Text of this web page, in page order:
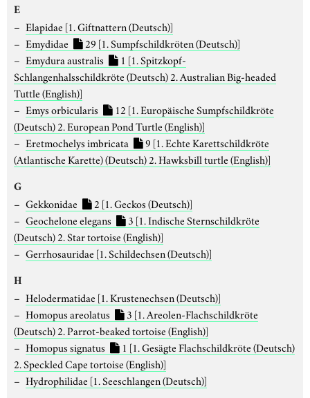
E
Elapidae [1. Giftnattern (Deutsch)]
Emydidae
29 [1. Sumpfschildkröten (Deutsch)]
Emydura australis
1 [1. Spitzkopf-
Schlangenhalsschildkröte (Deutsch) 2. Australian Big-headed
Tuttle (English)]
Emys orbicularis
12 [1. Europäische Sumpfschildkröte
(Deutsch) 2. European Pond Turtle (English)]
Eretmochelys imbricata
9 [1. Echte Karettschildkröte
(Atlantische Karette) (Deutsch) 2. Hawksbill turtle (English)]
G
Gekkonidae 2 [1. Geckos (Deutsch)]
Geochelone elegans
3 [1. Indische Sternschildkröte
(Deutsch) 2. Star tortoise (English)]
Gerrhosauridae [1. Schildechsen (Deutsch)]
H
Helodermatidae [1. Krustenechsen (Deutsch)]
Homopus areolatus
3 [1. Areolen-Flachschildkröte
(Deutsch) 2. Parrot-beaked tortoise (English)]
Homopus signatus
1 [1. Gesägte Flachschildkröte (Deutsch)
2. Speckled Cape tortoise (English)]
Hydrophilidae [1. Seeschlangen (Deutsch)]